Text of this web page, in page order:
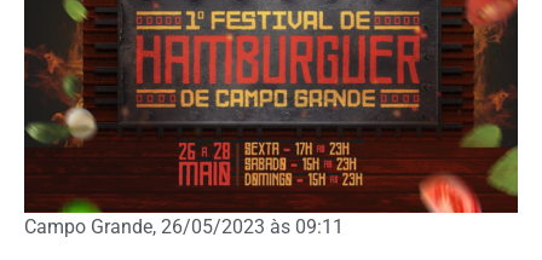
Campo Grande, 26/05/2023 às 09:11